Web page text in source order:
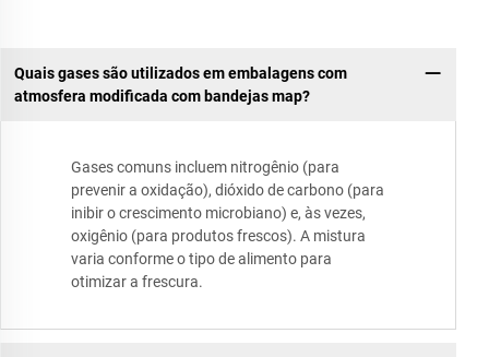
Quais gases são utilizados em embalagens com
atmosfera modificada com bandejas map?
Gases comuns incluem nitrogênio (para
prevenir a oxidação), dióxido de carbono (para
inibir o crescimento microbiano) e, às vezes,
oxigênio (para produtos frescos). A mistura
varia conforme o tipo de alimento para
otimizar a frescura.